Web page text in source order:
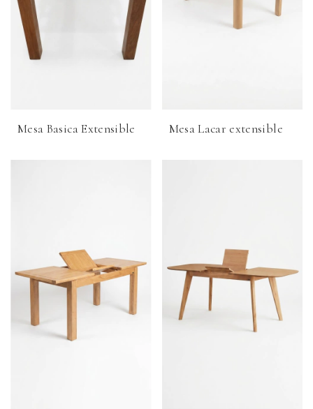
Mesa Basica Extensible Mesa Lacar extensible